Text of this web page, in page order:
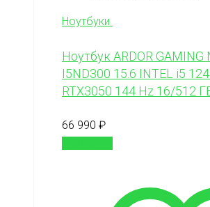
Ноутбуки
Ноутбук ARDOR GAMING
I5ND300 15.6 INTEL i5
RTX3050 144 Hz 16/512
66 990 ₽